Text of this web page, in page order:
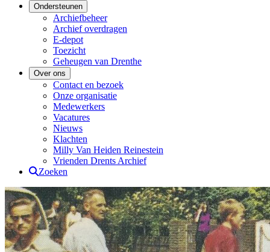
Ondersteunen
Archiefbeheer
Archief overdragen
E-depot
Toezicht
Geheugen van Drenthe
Over ons
Contact en bezoek
Onze organisatie
Medewerkers
Vacatures
Nieuws
Klachten
Milly Van Heiden Reinestein
Vrienden Drents Archief
Zoeken
Drents Archief